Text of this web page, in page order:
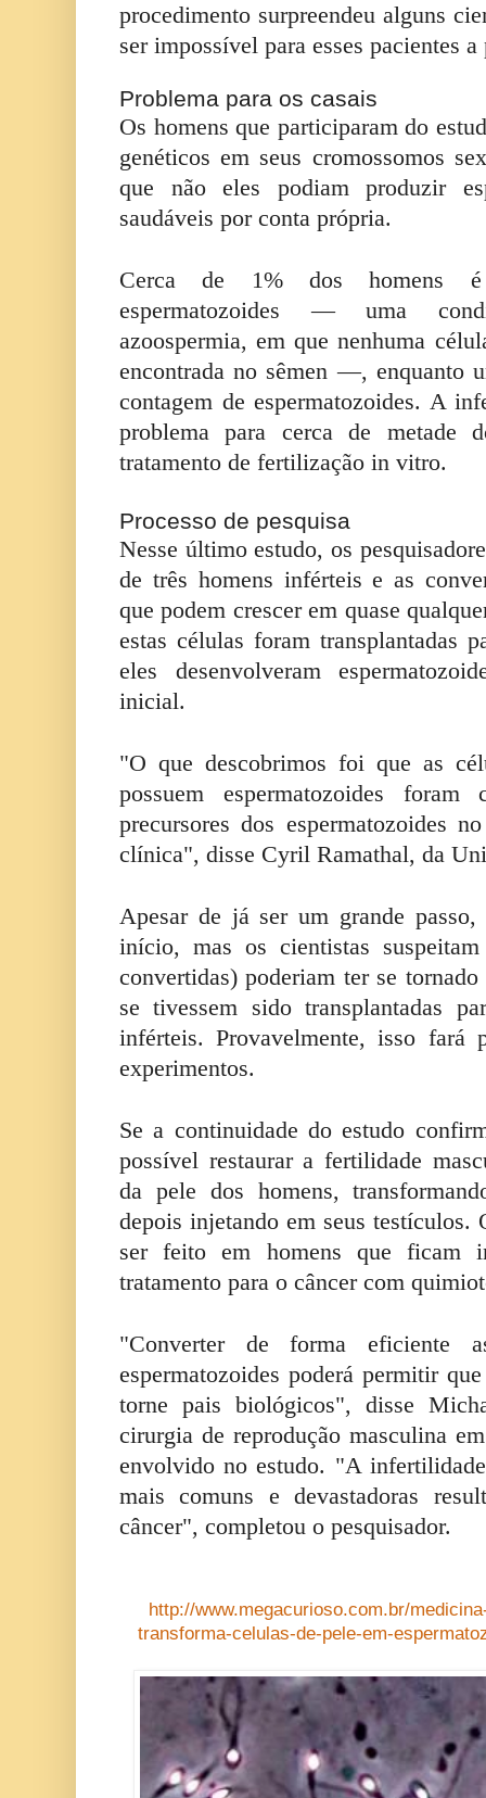
procedimento surpreendeu alguns
ser impossível para esses pacientes
Problema para os casais
Os homens que participaram do
genéticos em seus cromossomos
que não eles podiam produzir
saudáveis por conta própria.
Cerca de 1% dos homens
espermatozoides — uma
azoospermia, em que nenhuma
encontrada no sêmen —, enquanto
contagem de espermatozoides. A
problema para cerca de metade
tratamento de fertilização in vitro.
Processo de pesquisa
Nesse último estudo, os
de três homens inférteis e as
que podem crescer em quase
estas células foram transplantadas
eles desenvolveram
inicial.
"O que descobrimos foi que as
possuem espermatozoides
precursores dos espermatozoides
clínica", disse Cyril Ramathal, da
Apesar de já ser um grande
início, mas os cientistas
convertidas) poderiam ter se tornado
se tivessem sido transplantadas
inférteis. Provavelmente, isso fará
experimentos.
Se a continuidade do estudo
possível restaurar a fertilidade
da pele dos homens,
depois injetando em seus testículos.
ser feito em homens que ficam
tratamento para o câncer com
"Converter de forma eficiente
espermatozoides poderá permitir
torne pais biológicos", disse
cirurgia de reprodução masculina
envolvido no estudo. "A
mais comuns e devastadoras
câncer", completou o pesquisador.
http://www.megacurioso.com.br/
transforma-celulas-de-pele-em-